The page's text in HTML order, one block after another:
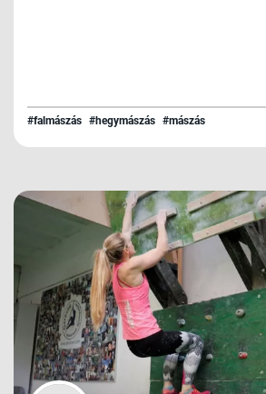
#falmászás #hegymászás #mászás